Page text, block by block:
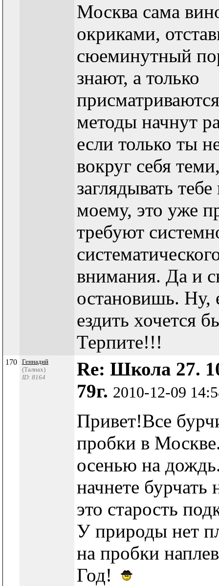
Москва сама
окриками,
сюеминутный
знают, а только
методы начнут
если только ты
вокруг себя
заглядывать
моему, это уже
требуют
внимания. Да и
остановишь.
ездить хочется
Терпите!!!
170
Геннадий
(Талнах)
ID: 8164
Re: Школа 27.
79г. 2010-12-09
Привет!Все
пробки в
осенью на
начнете
это старость
У природы нет
на пробки
Год!